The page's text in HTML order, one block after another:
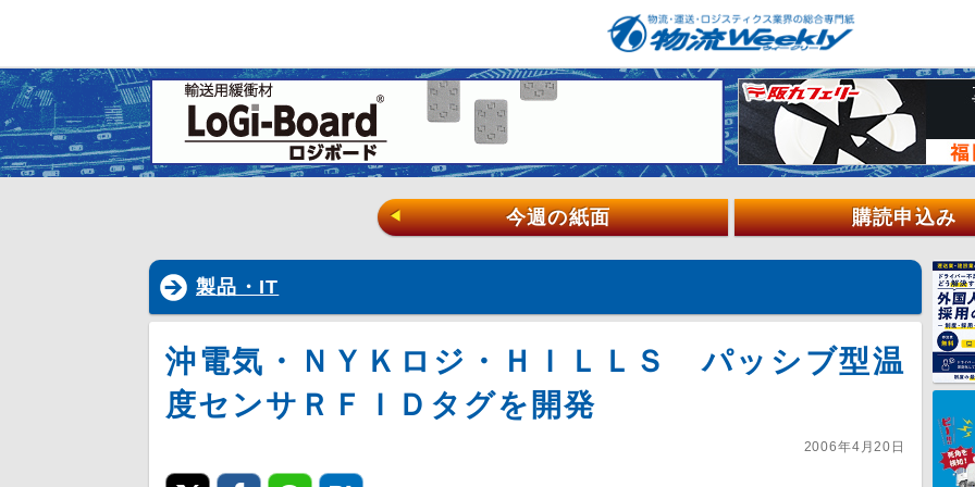
◀ 今週の紙面 購読申込み
製品・IT
沖電気・ＮＹＫロジ・ＨＩＬＬＳ パッシブ型温
度センサＲＦＩＤタグを開発
2006年4月20日